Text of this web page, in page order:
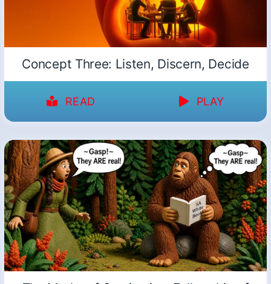
Concept Three: Listen, Discern, Decide
READ PLAY